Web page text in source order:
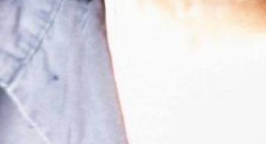
Mittwoch 19 Aug. 2026